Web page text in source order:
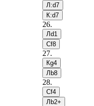
Л:d7
К:d7
26.
Лd1
Сf8
27.
Кg4
Лb8
28.
Сf4
Лb2+